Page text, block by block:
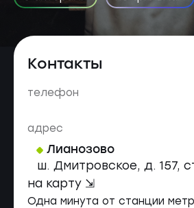
Контакты
телефон
адрес
Лианозово
ш. Дмитровское, д. 157,
на карту ⇲
Одна минута от станции